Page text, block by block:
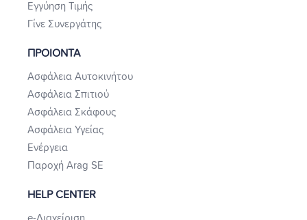
Εγγύηση Τιμής
Γίνε Συνεργάτης
ΠΡΟΙΟΝΤΑ
Ασφάλεια Αυτοκινήτου
Ασφάλεια Σπιτιού
Ασφάλεια Σκάφους
Ασφάλεια Υγείας
Ενέργεια
Παροχή Arag SE
HELP CENTER